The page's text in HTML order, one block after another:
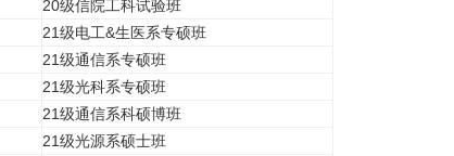
20级信院工科试验班
21级电工&生医系专硕班
21级通信系专硕班
21级光科系专硕班
21级通信系科硕博班
21级光源系硕士班